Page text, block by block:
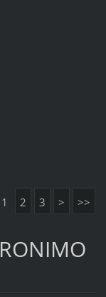
1 2 3 > >>